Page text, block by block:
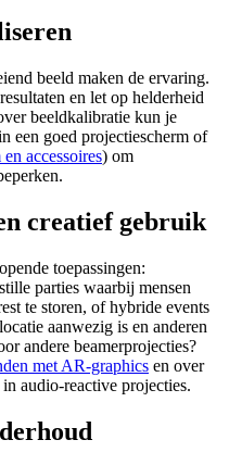
beeld maken de ervaring.
en let op helderheid
beeldkalibratie kun je
een goed projectiescherm of
en accessoires) om
creatief gebruik
toepassingen:
parties waarbij mensen
te storen, of hybride events
aanwezig is en anderen
andere beamerprojecties?
met AR‑graphics en over
audio-reactive projecties.